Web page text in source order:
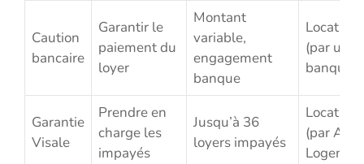
Caution
bancaire
Garantir le
paiement du
loyer
Montant
variable,
engagement
banque
Locataire
(par une
banque)
Garantie
Visale
Prendre en
charge les
impayés
Jusqu’à 36
loyers impayés
Locataire
(par